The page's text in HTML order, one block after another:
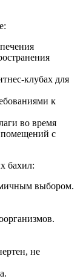
клубах для
к
во время
с
бахил:
выбором.
не